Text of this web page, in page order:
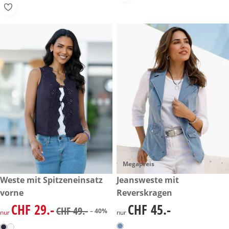
reduzierter Preis CHF 29.-, vorheriger Preis: CHF 49.-
-40%
Weste mit Spitzeneinsatz
vorne
reduzierter Preis CHF 29.-, vorheriger Preis: CHF 49.-
nur CHF 29.-CHF 49.- – 40%
Megapreis
CHF 45.-
Jeansweste mit
Reverskragen
CHF 45.-
nur CHF 45.-